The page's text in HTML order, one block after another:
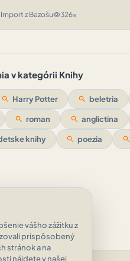
Import z Bazošuvisibility326x
v kategórii Knihy
search Harry Potter search beletria
search roman search anglictina
knihy search poezia search
vášho zážitku z
prispôsobený
stránok a na
nájdete v našej